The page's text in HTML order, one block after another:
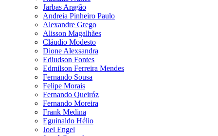
Jarbas Aragão
Andreia Pinheiro Paulo
Alexandre Grego
Alisson Magalhães
Cláudio Modesto
Dione Alexsandra
Ediudson Fontes
Edmilson Ferreira Mendes
Fernando Sousa
Felipe Morais
Fernando Queiróz
Fernando Moreira
Frank Medina
Eguinaldo Hélio
Joel Engel